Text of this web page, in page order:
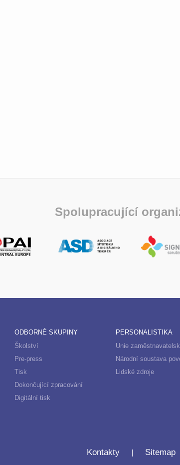
Spolupracující
ODBORNÉ SKUPINY
Školství
Pre-press
Tisk
Dokončující zpracování
Digitální tisk
PERSONALISTIKA
Unie
Národní soustava
Lidské zdroje
Kontakty | Sitemap